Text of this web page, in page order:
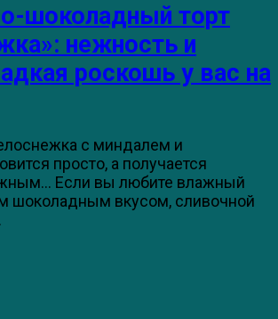
шоколадный торт
нежность и
роскошь у вас на
с миндалем и
просто, а получается
Если вы любите влажный
шоколадным вкусом, сливочной